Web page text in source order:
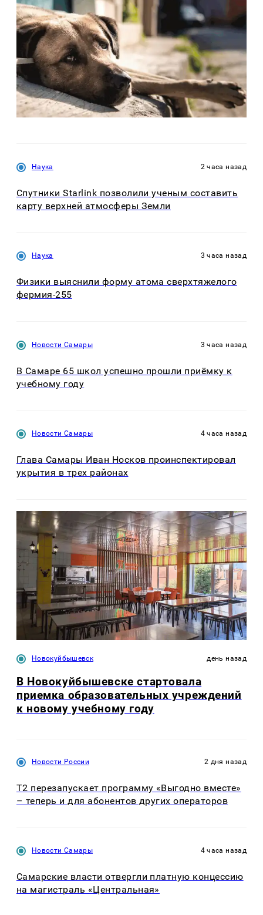
Наука 2 часа назад
Спутники Starlink позволили ученым составить
карту верхней атмосферы Земли
Наука 3 часа назад
Физики выяснили форму атома сверхтяжелого
фермия-255
Новости Самары 3 часа назад
В Самаре 65 школ успешно прошли приёмку к
учебному году
Новости Самары 4 часа назад
Глава Самары Иван Носков проинспектировал
укрытия в трех районах
Новокуйбышевск день назад
В Новокуйбышевске стартовала
приемка образовательных учреждений
к новому учебному году
Новости России 2 дня назад
Т2 перезапускает программу «Выгодно вместе»
– теперь и для абонентов других операторов
Новости Самары 4 часа назад
Самарские власти отвергли платную концессию
на магистраль «Центральная»